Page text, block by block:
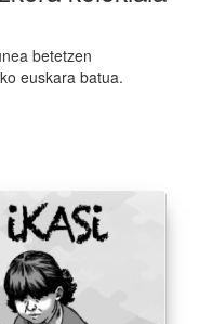
betetzen
euskara batua.